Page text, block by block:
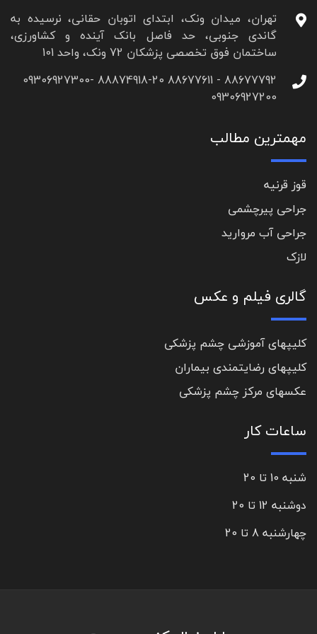
تهران، میدان ونک، ابتدای اتوبان حقانی، نرسیده به
گاندی جنوبی، حد فاصل بانک آینده و کشاورزی،
ساختمان فوق تخصصی پزشکان 72 ونک، واحد 101
88677792 - 88677611 88874918-20 09306927300-
09306927200
مهمترین مطالب
قوز قرنیه
جراحی پیرچشمی
جراحی آب مروارید
لازک
گالری فیلم و عکس
کلیپهای آموزشی چشم پزشکی
کلیپهای رضایتمندی بیماران
عکسهای مرکز چشم پزشکی
ساعات کار
شنبه 10 تا 20
دوشنبه 12 تا 20
چهارشنبه 8 تا 20